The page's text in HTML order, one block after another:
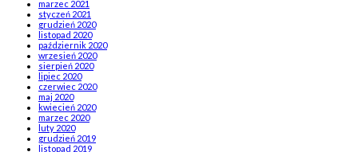
marzec 2021
styczeń 2021
grudzień 2020
listopad 2020
październik 2020
wrzesień 2020
sierpień 2020
lipiec 2020
czerwiec 2020
maj 2020
kwiecień 2020
marzec 2020
luty 2020
grudzień 2019
listopad 2019